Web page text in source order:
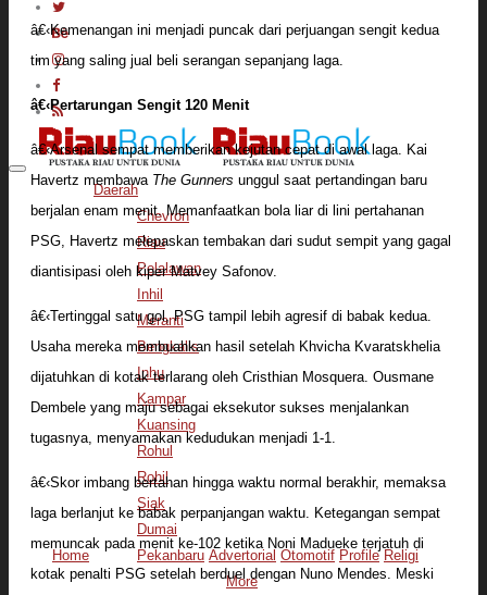
Home
Daerah
Chevron
Riau
Pelalawan
Inhil
Meranti
Bengkalis
Inhu
Kampar
Kuansing
Rohul
Rohil
Siak
Dumai
Pekanbaru Advertorial Otomotif Profile Religi
More
â€‹Kemenangan ini menjadi puncak dari perjuangan sengit kedua
tim yang saling jual beli serangan sepanjang laga.
â€‹Pertarungan Sengit 120 Menit
â€‹Arsenal sempat memberikan kejutan cepat di awal laga. Kai
Havertz membawa The Gunners unggul saat pertandingan baru
berjalan enam menit. Memanfaatkan bola liar di lini pertahanan
PSG, Havertz melepaskan tembakan dari sudut sempit yang gagal
diantisipasi oleh kiper Matvey Safonov.
â€‹Tertinggal satu gol, PSG tampil lebih agresif di babak kedua.
Usaha mereka membuahkan hasil setelah Khvicha Kvaratskhelia
dijatuhkan di kotak terlarang oleh Cristhian Mosquera. Ousmane
Dembele yang maju sebagai eksekutor sukses menjalankan
tugasnya, menyamakan kedudukan menjadi 1-1.
â€‹Skor imbang bertahan hingga waktu normal berakhir, memaksa
laga berlanjut ke babak perpanjangan waktu. Ketegangan sempat
memuncak pada menit ke-102 ketika Noni Madueke terjatuh di
kotak penalti PSG setelah berduel dengan Nuno Mendes. Meski